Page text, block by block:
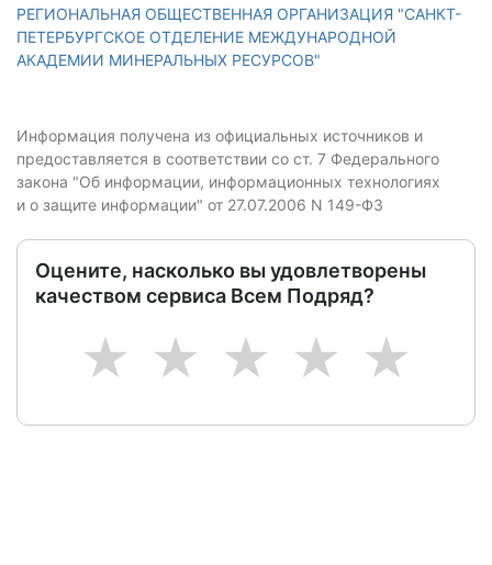
РЕГИОНАЛЬНАЯ ОБЩЕСТВЕННАЯ ОРГАНИЗАЦИЯ "САНКТ-
ПЕТЕРБУРГСКОЕ ОТДЕЛЕНИЕ МЕЖДУНАРОДНОЙ
АКАДЕМИИ МИНЕРАЛЬНЫХ РЕСУРСОВ"
Информация получена из официальных источников и
предоставляется в соответствии со ст. 7 Федерального
закона "Об информации, информационных технологиях
и о защите информации" от 27.07.2006 N 149-ФЗ
Оцените, насколько вы удовлетворены
качеством сервиса Всем Подряд?
5
4
3
2
1